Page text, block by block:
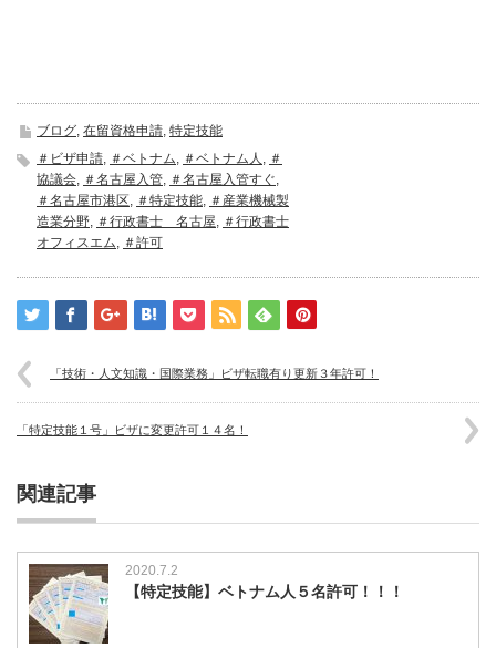
ブログ, 在留資格申請, 特定技能
＃ビザ申請, ＃ベトナム, ＃ベトナム人 , ＃
協議会, ＃名古屋入管, ＃名古屋入管すぐ,
＃名古屋市港区, ＃特定技能, ＃産業機械製
造業分野, ＃行政書士 名古屋, ＃行政書士
オフィスエム, ＃許可
「技術・人文知識・国際業務」ビザ転職有り更新３年許可！
「特定技能１号」ビザに変更許可１４名！
関連記事
2020.7.2
【特定技能】ベトナム人５名許可！！！